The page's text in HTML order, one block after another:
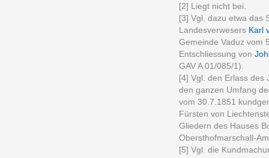
[2] Liegt nicht bei.
[3] Vgl. dazu etwa das
Landesverwesers Karl
Gemeinde Vaduz vom
Entschliessung von
GAV A 01/085/1).
[4] Vgl. den Erlass des
den ganzen Umfang
vom 30.7.1851
Fürsten von
Gliedern des Hauses
Obersthofmarschall-
[5] Vgl. die